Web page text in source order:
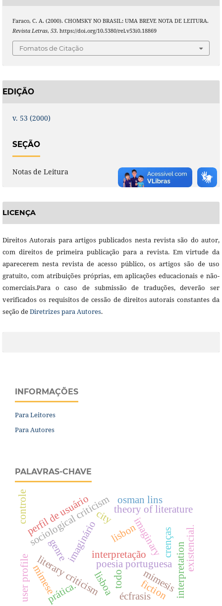
Faraco, C. A. (2000). CHOMSKY NO BRASIL: UMA BREVE NOTA DE LEITURA.
Revista Letras, 53. https://doi.org/10.5380/rel.v53i0.18869
Fomatos de Citação
EDIÇÃO
v. 53 (2000)
SEÇÃO
Notas de Leitura
LICENÇA
Direitos Autorais para artigos publicados nesta revista são do autor,
com direitos de primeira publicação para a revista. Em virtude da
aparecerem nesta revista de acesso público, os artigos são de uso
gratuito, com atribuições próprias, em aplicações educacionais e não-
comerciais.Para o caso de submissão de traduções, deverão ser
verificados os requisitos de cessão de direitos autorais constantes da
seção deDiretrizes para Autores.
INFORMAÇÕES
Para Leitores
Para Autores
PALAVRAS-CHAVE
interpretação
lisbon
city imaginary
poesia portuguesa
lisboa
imaginário
interpretation
mimesis
sociological criticism
fiction
literary criticism
theory of literature
mimese
écfrasis
prática.
crenças
user profile
perfil de usuário
genre
osman lins
todo
existencial.
controle